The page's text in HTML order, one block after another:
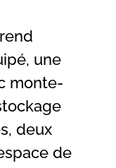
une
monte-
deux
de